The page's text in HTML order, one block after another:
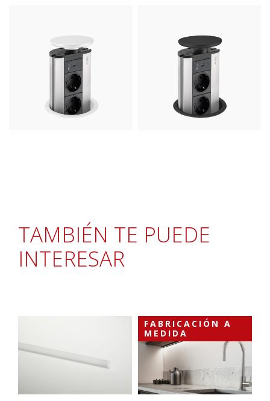
TAMBIÉN TE PUEDE
INTERESAR
FABRICACIÓN A
MEDIDA